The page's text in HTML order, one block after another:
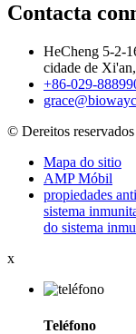
Contacta
HeCheng 5-2-
cidade de
+86-029-
© Dereitos
Mapa do sitio
AMP Móbil
propiedades
sistema
do sistema
x
Teléfono